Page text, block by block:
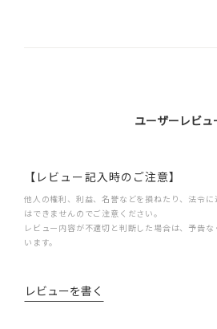
ユーザーレビュ
【レビュー記入時のご注意】
他人の権利、利益、名誉などを損ねたり、法令
はできませんのでご注意ください。
レビュー内容が不適切と判断した場合は、予告
います。
レビューを書く